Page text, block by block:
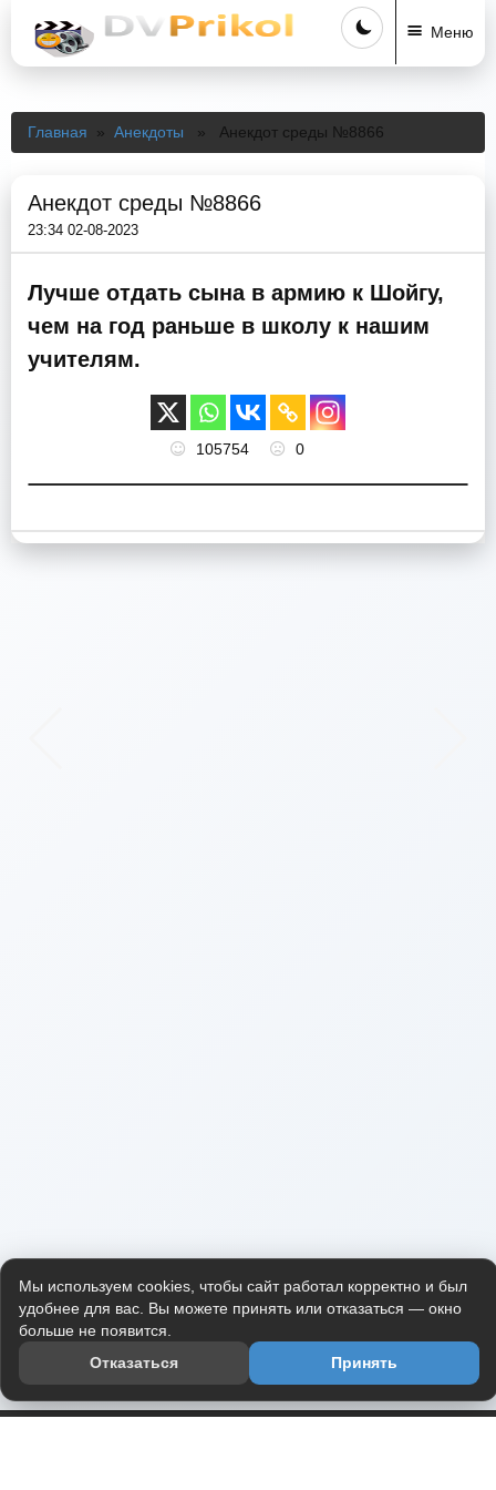
Меню
Главная » Анекдоты » Анекдот среды №8866
Анекдот среды №8866
23:34 02-08-2023
Лучше отдать сына в армию к Шойгу,
чем на год раньше в школу к нашим
учителям.
105754 0
Мы используем cookies, чтобы сайт работал корректно и был
удобнее для вас. Вы можете принять или отказаться — окно
больше не появится.
Отказаться
Принять